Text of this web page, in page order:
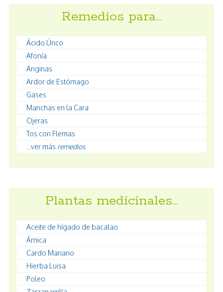
Remedios para…
Ácido Úrico
Afonía
Anginas
Ardor de Estómago
Gases
Manchas en la Cara
Ojeras
Tos con Flemas
...ver más remedios
Plantas medicinales…
Aceite de hígado de bacalao
Árnica
Cardo Mariano
Hierba Luisa
Poleo